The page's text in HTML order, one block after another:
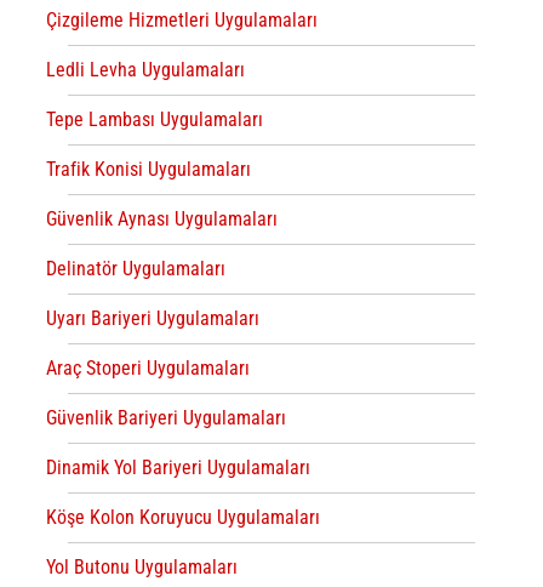
Çizgileme Hizmetleri Uygulamaları
Ledli Levha Uygulamaları
Tepe Lambası Uygulamaları
Trafik Konisi Uygulamaları
Güvenlik Aynası Uygulamaları
Delinatör Uygulamaları
Uyarı Bariyeri Uygulamaları
Araç Stoperi Uygulamaları
Güvenlik Bariyeri Uygulamaları
Dinamik Yol Bariyeri Uygulamaları
Köşe Kolon Koruyucu Uygulamaları
Yol Butonu Uygulamaları